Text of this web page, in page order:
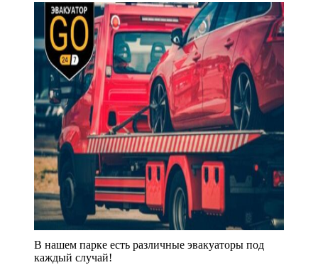
В нашем парке есть различные эвакуаторы под
каждый случай!